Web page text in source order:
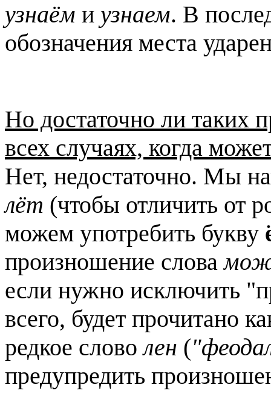
узнаём и узнаем. В
обозначения места
Но достаточно ли таких
всех случаях, когда
Нет, недостаточно. Мы
лёт (чтобы отличить от
можем употребить букву
произношение слова
если нужно исключить
всего, будет прочитано
редкое словолен (
предупредить